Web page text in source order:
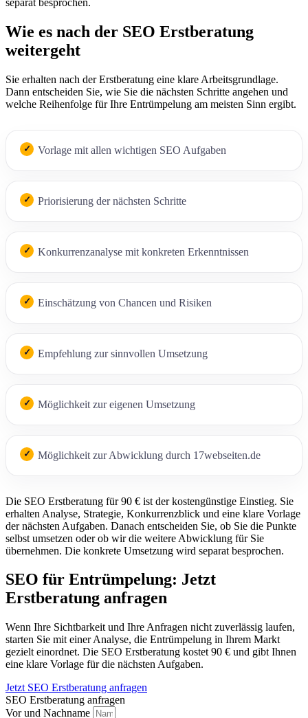
Wie es nach der SEO Erstberatung
weitergeht
Sie erhalten nach der Erstberatung eine klare Arbeitsgrundlage.
Dann entscheiden Sie, wie Sie die nächsten Schritte angehen und
welche Reihenfolge für Ihre Entrümpelung am meisten Sinn ergibt.
Vorlage mit allen wichtigen SEO Aufgaben
Priorisierung der nächsten Schritte
Konkurrenzanalyse mit konkreten Erkenntnissen
Einschätzung von Chancen und Risiken
Empfehlung zur sinnvollen Umsetzung
Möglichkeit zur eigenen Umsetzung
Möglichkeit zur Abwicklung durch 17webseiten.de
Die SEO Erstberatung für 90 € ist der kostengünstige Einstieg. Sie
erhalten Analyse, Strategie, Konkurrenzblick und eine klare Vorlage
der nächsten Aufgaben. Danach entscheiden Sie, ob Sie die Punkte
selbst umsetzen oder ob wir die weitere Abwicklung für Sie
übernehmen. Die konkrete Umsetzung wird separat besprochen.
SEO für Entrümpelung: Jetzt
Erstberatung anfragen
Wenn Ihre Sichtbarkeit und Ihre Anfragen nicht zuverlässig laufen,
starten Sie mit einer Analyse, die Entrümpelung in Ihrem Markt
gezielt einordnet. Die SEO Erstberatung kostet 90 € und gibt Ihnen
eine klare Vorlage für die nächsten Aufgaben.
Jetzt SEO Erstberatung anfragen
SEO Erstberatung anfragen
Vor und Nachname